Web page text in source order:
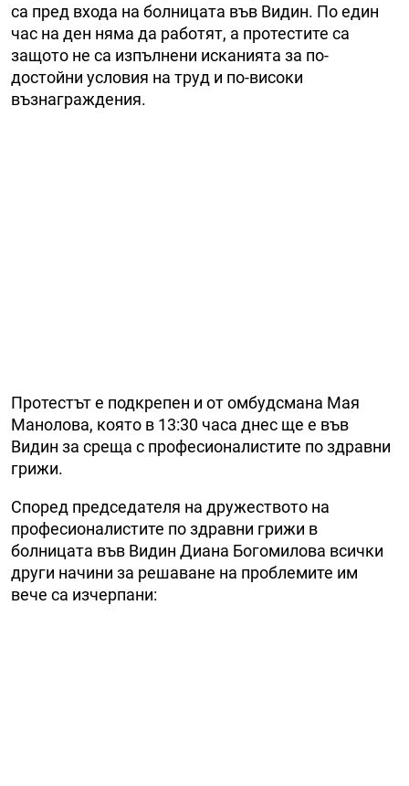
са пред входа на болницата във Видин. По един
час на ден няма да работят, а протестите са
защото не са изпълнени исканията за по-
достойни условия на труд и по-високи
възнаграждения.
Протестът е подкрепен и от омбудсмана Мая
Манолова, която в 13:30 часа днес ще е във
Видин за среща с професионалистите по здравни
грижи.
Според председателя на дружеството на
професионалистите по здравни грижи в
болницата във Видин Диана Богомилова всички
други начини за решаване на проблемите им
вече са изчерпани: